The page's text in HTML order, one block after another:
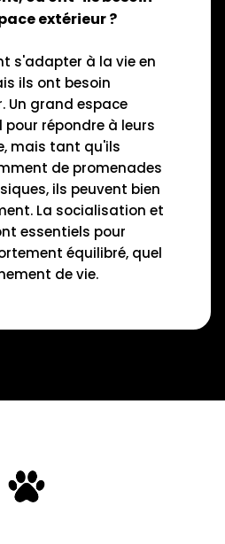
extérieur ?
s'adapter à la vie en
ils ont besoin
Un grand espace
pour répondre à leurs
mais tant qu'ils
de promenades
ils peuvent bien
La socialisation et
essentiels pour
équilibré, quel
de vie.